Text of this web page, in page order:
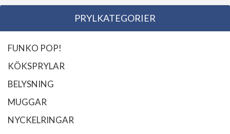
PRYLKATEGORIER
FUNKO POP!
KÖKSPRYLAR
BELYSNING
MUGGAR
NYCKELRINGAR